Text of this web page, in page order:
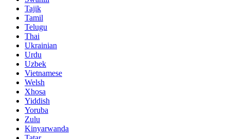
Tajik
Tamil
Telugu
Thai
Ukrainian
Urdu
Uzbek
Vietnamese
Welsh
Xhosa
Yiddish
Yoruba
Zulu
Kinyarwanda